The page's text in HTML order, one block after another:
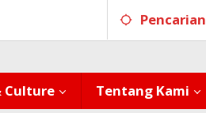
Pencarian
Culture Tentang Kami